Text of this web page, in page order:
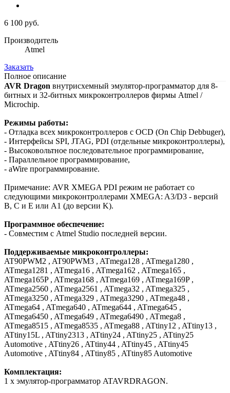
6 100 руб.
Производитель
Atmel
Заказать
Полное описание
AVR Dragon внутрисхемный эмулятор-программатор для 8-
битных и 32-битных микроконтроллеров фирмы Atmel /
Microchip.
Режимы работы:
- Отладка всех микроконтроллеров с OCD (On Chip Debbuger),
- Интерфейсы SPI, JTAG, PDI (отдельные микроконтроллеры),
- Высоковольтное последовательное программирование,
- Параллельное программирование,
- aWire программирование.
Примечание: AVR XMEGA PDI режим не работает со
следующими микроконтроллерами XMEGA: A3/D3 - версий
B, C и E или A1 (до версии K).
Программное обеспечение:
- Совместим с Atmel Studio последней версии.
Поддерживаемые микроконтроллеры:
AT90PWM2 , AT90PWM3 , ATmega128 , ATmega1280 ,
ATmega1281 , ATmega16 , ATmega162 , ATmega165 ,
ATmega165P , ATmega168 , ATmega169 , ATmega169P ,
ATmega2560 , ATmega2561 , ATmega32 , ATmega325 ,
ATmega3250 , ATmega329 , ATmega3290 , ATmega48 ,
ATmega64 , ATmega640 , ATmega644 , ATmega645 ,
ATmega6450 , ATmega649 , ATmega6490 , ATmega8 ,
ATmega8515 , ATmega8535 , ATmega88 , ATtiny12 , ATtiny13 ,
ATtiny15L , ATtiny2313 , ATtiny24 , ATtiny25 , ATtiny25
Automotive , ATtiny26 , ATtiny44 , ATtiny45 , ATtiny45
Automotive , ATtiny84 , ATtiny85 , ATtiny85 Automotive
Комплектация:
1 х эмулятор-программатор ATAVRDRAGON.